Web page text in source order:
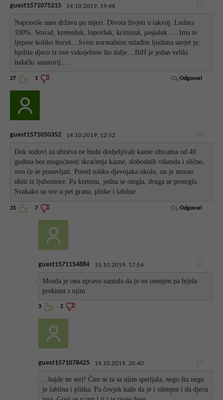
guest1571075215 14.10.2019. 19:46
Napraviše nam državu po mjeri. Divota živjeti u takvoj. Ludara
100%. Smrad, kretenluk, lopovluk, kriminal, pasjaluk......Ima te
ljepote koliko hoćeš....Svim normalnim mladim ljudima savjet je:
bježite djeco iz ove vukojebine što dalje....BiH je jedan veliki
luđački sanatorij....
27 1 Odgovori
guest1571050352 14.10.2019. 12:52
Dok sudovi za ubistva ne budu dodjeljivali kazne ubicama od 40
godina bez mogućnosti skraćenja kazne, slobodnih vikenda i slično,
ovo će se ponavljati. Pored toliko djevojaka okolo, on je morao
ubiti iz ljubomore. Pa kretenu, jedna se otegla, druga se protegla.
Svakako su sve u pet grana, plitke i labilne.
31 7 Odgovori
guest1571154884 15.10.2019. 17:54
Mozda je ona upravo saznala da je on ozenjen pa htjela
prekinut s njim.
3 2
guest1571078425 14.10.2019. 20:40
...hajde ne seri! Čim se ta sa njim spetljala, nego šta nego
je labilna i plitka. Pa čovjek kaže da je i oženjen i da djecu